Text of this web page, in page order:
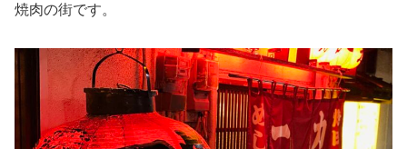
焼肉の街です。